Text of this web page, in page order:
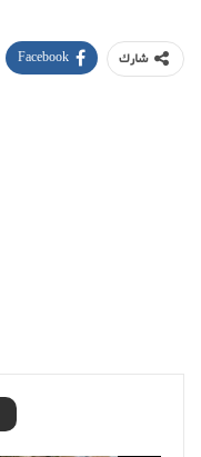
شارك Facebook